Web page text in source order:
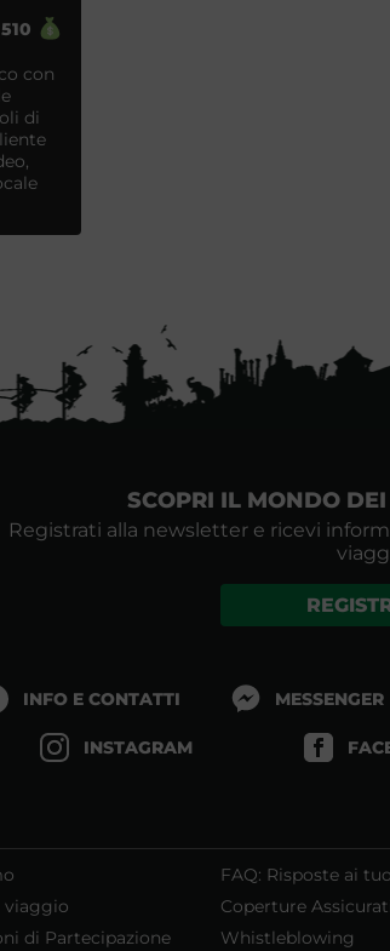
510
con
di
SCOPRI IL MONDO
Registrati alla newsletter e ricevi
INFO E CONTATTI MESSENGER
INSTAGRAM
FAQ: Risposte ai
viaggio Coperture
di Partecipazione Whistleblowing